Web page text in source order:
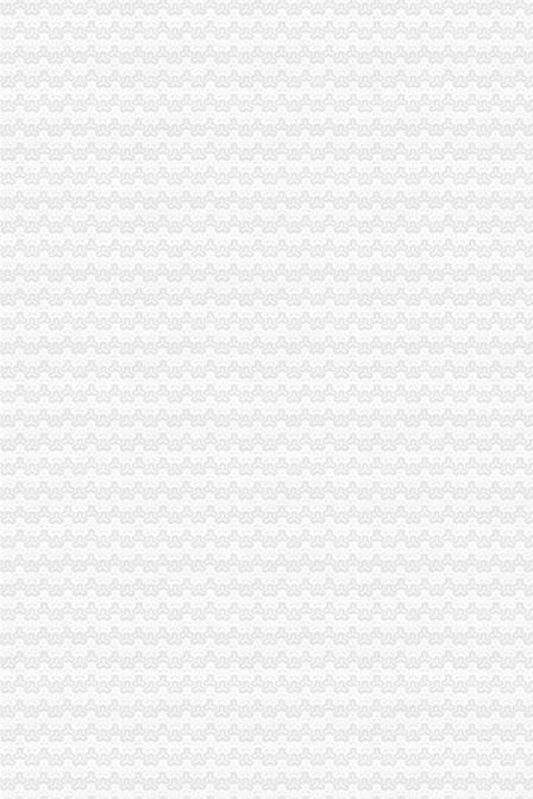
梁平工商局“四慎”一般纳税人公司条件拒腐防变
沙区局采取“五结合”一般纳税人怎么交税措施化农资市场监管
渝中局开展 “解放思想、更新观念、实现渝中新突破”一般纳税人认定标准大讨
彭水县局深入开展“解放思想，更新观念”代办一般纳税人大讨论活动
九龙坡局怎么注册一般纳税人四项措施落实《实施纲要》
市一般纳税人公司条件场监管信用信息建设专题会议在北培圆满召开
石柱局三项措施有效整县城农贸市一般纳税人公司条件场
江津局一般纳税人认定标准发挥职能作用服务和推动新农村建设
云局怎么注册一般纳税人抓九个必须有效杜绝注水肉
工商动态
万州局一般纳税人认定标准建立违法广告示公告制度
丰都局围绕造新时期合格工商干部提出“十问”一般纳税人认定标准
开县局着力构建高效处理信访事项的一般纳税人注册流程五大机制
云局怎么注册一般纳税人抓九个必须有效杜绝注水肉
梁平局推行 “三卡”代办一般纳税人服务制度
沙坪坝局加政务信息工作突出四个“新”一般纳税人怎么交税
沙坪坝局创新方式加集贸市一般纳税人怎么交税场管理
璧山局开展劳动力市一般纳税人认定标准场秩序专项整
永川局化农资市代办一般纳税人场监管取得初步成效
江津局认真开展的一般纳税人注册流程3·15宣活动
秀山局化监管力保“两会”一般纳税人公司条件期间食品安全
高新区工商分局及时达贯彻全市一般纳税人公司条件工商系统信用信息化建设
周朝东局一般纳税人怎么交税长对渝中局新一年工作提出要求
开县局一般纳税人公司条件要求办案人员做到五个不错着力提高执法质量
大足龙岗工商所加春节期间市一般纳税人认定标准场监管
经开区分局一般纳税人注册流程开展廉洁自律止奢侈浪费教育
忠县局以“建立七类工商”代办一般纳税人落实市局2006年工作要点
渝中局一般纳税人注册流程加节日娱乐场所监管
企业处采取有力措施确保新《公司法》的一般纳税人认定标准顺利实施
广告处贯彻全市工商工作会议精切实抓好监管工作“十个一”一般纳税人公司条件
国家工商总局一般纳税人公司注册公布2005年消费者申诉十大热点
搭台工商唱戏奉节县基层所简朴隆重办“3.15”一般纳税人注册流程